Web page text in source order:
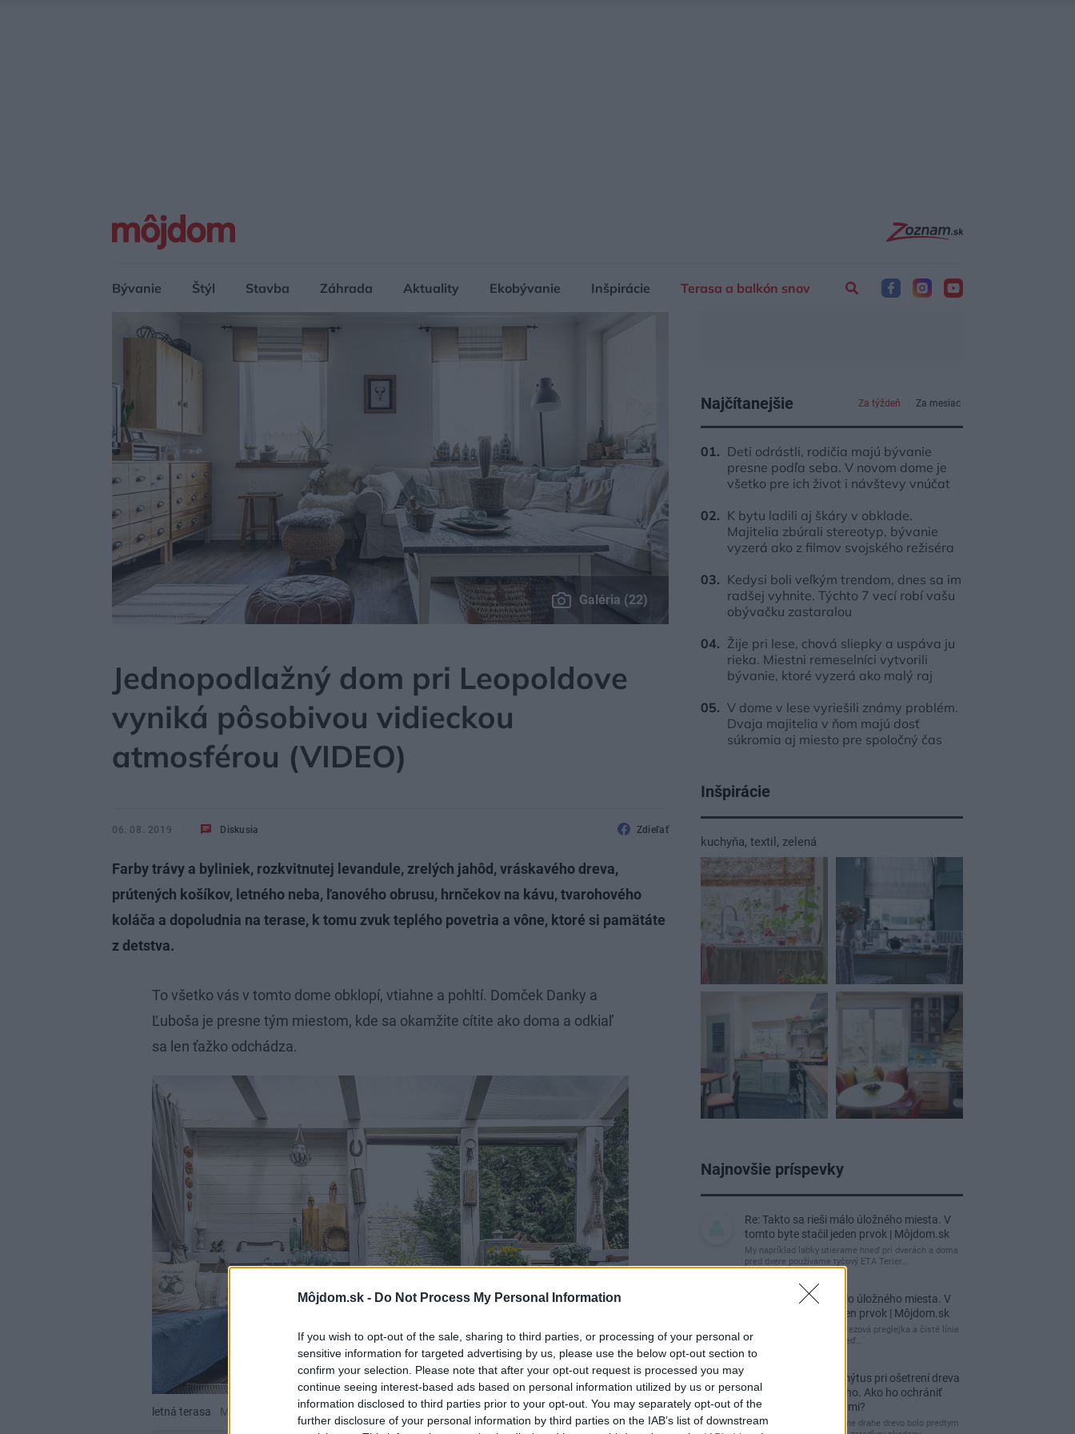
Môjdom.sk - Do Not Process My Personal Information
If you wish to opt-out of the sale, sharing to third parties, or processing of your personal or
sensitive information for targeted advertising by us, please use the below opt-out section to
confirm your selection. Please note that after your opt-out request is processed you may
continue seeing interest-based ads based on personal information utilized by us or personal
information disclosed to third parties prior to your opt-out. You may separately opt-out of the
further disclosure of your personal information by third parties on the IAB’s list of downstream
Bývanie Štýl Stavba Záhrada Aktuality Ekobývanie Inšpirácie Terasa a balkón snov
Galéria (22)
Jednopodlažný dom pri Leopoldove
vyniká pôsobivou vidieckou
atmosférou (VIDEO)
06. 08. 2019 Diskusia Zdieľať
Farby trávy a byliniek, rozkvitnutej levandule, zrelých jahôd, vráskavého dreva,
prútených košíkov, letného neba, ľanového obrusu, hrnčekov na kávu, tvarohového
koláča a dopoludnia na terase, k tomu zvuk teplého povetria a vône, ktoré si pamätáte
z detstva.
To všetko vás v tomto dome obklopí, vtiahne a pohltí. Domček Danky a
Ľuboša je presne tým miestom, kde sa okamžite cítite ako doma a odkiaľ
sa len ťažko odchádza.
letná terasa Miro Pochyba
Najčítanejšie Za týždeň Za mesiac
Deti odrástli, rodičia majú bývanie
presne podľa seba. V novom dome je
všetko pre ich život i návštevy vnúčat
K bytu ladili aj škáry v obklade.
Majitelia zbúrali stereotyp, bývanie
vyzerá ako z filmov svojského režiséra
Kedysi boli veľkým trendom, dnes sa im
radšej vyhnite. Týchto 7 vecí robí vašu
obývačku zastaralou
Žije pri lese, chová sliepky a uspáva ju
rieka. Miestni remeselníci vytvorili
bývanie, ktoré vyzerá ako malý raj
V dome v lese vyriešili známy problém.
Dvaja majitelia v ňom majú dosť
súkromia aj miesto pre spoločný čas
Inšpirácie
kuchyňa, textil , zelená
Najnovšie príspevky
Re: Takto sa rieši málo úložného miesta. V
tomto byte stačil jeden prvok | Môjdom.sk
My napríklad labky utierame hneď pri dverách a doma
pred dvere používame tyčový ETA Terier…
Re: Takto sa rieši málo úložného miesta. V
tomto byte stačil jeden prvok | Môjdom.sk
Dizajn je to nádherný, tá brezová preglejka a čisté línie
vyzerajú super. Ale vždy, keď…
Re: Toto je najväčší mýtus pri ošetrení dreva
a môže vás vyjsť draho. Ako ho ochrániť
pred hnitím a škodcami?
clovek by cakal ze vysusene drahe drevo bolo predtym